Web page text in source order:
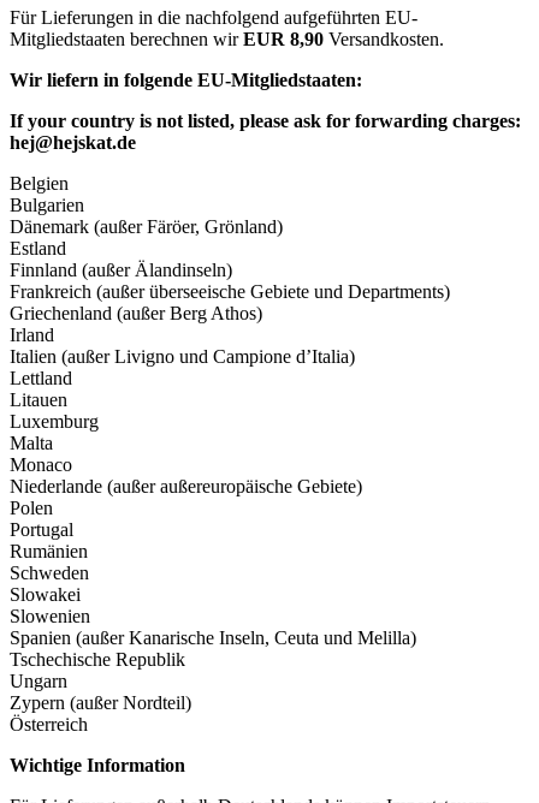
Für Lieferungen in die nachfolgend aufgeführten EU-
Mitgliedstaaten berechnen wirEUR 8,90 Versandkosten.
Wir liefern in folgende EU-Mitgliedstaaten:
If your country is not listed, please ask for forwarding charges:
hej@hejskat.de
Belgien
Bulgarien
Dänemark (außer Färöer, Grönland)
Estland
Finnland (außer Älandinseln)
Frankreich (außer überseeische Gebiete und Departments)
Griechenland (außer Berg Athos)
Irland
Italien (außer Livigno und Campione d’Italia)
Lettland
Litauen
Luxemburg
Malta
Monaco
Niederlande (außer außereuropäische Gebiete)
Polen
Portugal
Rumänien
Schweden
Slowakei
Slowenien
Spanien (außer Kanarische Inseln, Ceuta und Melilla)
Tschechische Republik
Ungarn
Zypern (außer Nordteil)
Österreich
Wichtige Information